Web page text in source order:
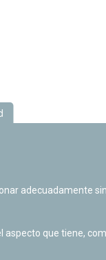
adecuadamente
que tiene,